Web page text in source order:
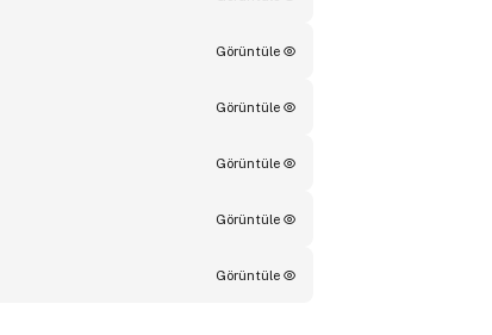
Görüntüle
Görüntüle
Görüntüle
Görüntüle
Görüntüle